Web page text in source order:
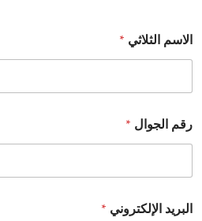
الاسم الثلاثي *
رقم الجوال *
البريد الإلكتروني *